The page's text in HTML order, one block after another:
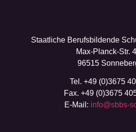
Staatliche Berufsbildende
Max-Planck-Str.
96515
Tel. +49 (0)3675
Fax. +49 (0)3675
E-Mail: info@sbbs-